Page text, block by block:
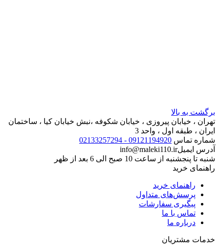
برگشت به بالا
تهران ، خیابان پیروزی ، خیابان شکوفه ،نبش خیابان کیا ، ساختمان
ایران ، طبقه اول ، واحد 3
شماره تماس 09121194920 - 02133257294
آدرس ایمیلinfo@maleki110.ir
شنبه تا پنجشنبه از ساعت 10 صبح الی 6 بعد از ظهر
راهنمای خرید
راهنمای خرید
پرسش‌های متداول
پیگیری سفارشات
تماس با ما
درباره ما
خدمات مشتریان